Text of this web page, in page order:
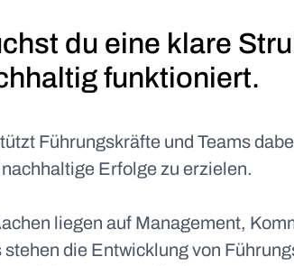
du eine klare
funktioniert.
Führungskräfte und Teams
Erfolge zu erzielen.
liegen auf Management,
die Entwicklung von